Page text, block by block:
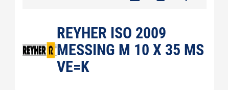
REYHER ISO 2009
MESSING M 10 X 35 MS
VE=K